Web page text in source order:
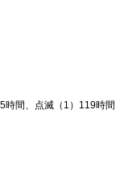
時間、点滅（1）119時間